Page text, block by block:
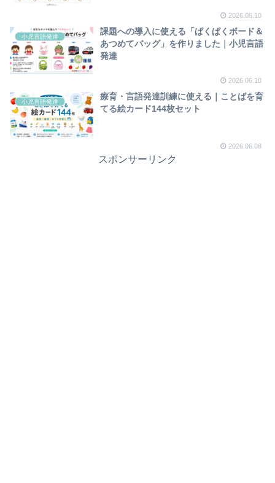
2026.06.10
小児言語発達
課題への導入に使える「ぱくぱくボード＆
あつめてバッグ」を作りました｜小児言語
発達
2026.06.10
小児言語発達
療育・言語発達訓練に使える｜ことばを育
てる絵カード144枚セット
2026.06.08
スポンサーリンク